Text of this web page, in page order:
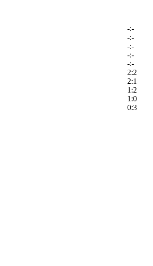
-:-
-:-
-:-
-:-
-:-
2:2
2:1
1:2
1:0
0:3